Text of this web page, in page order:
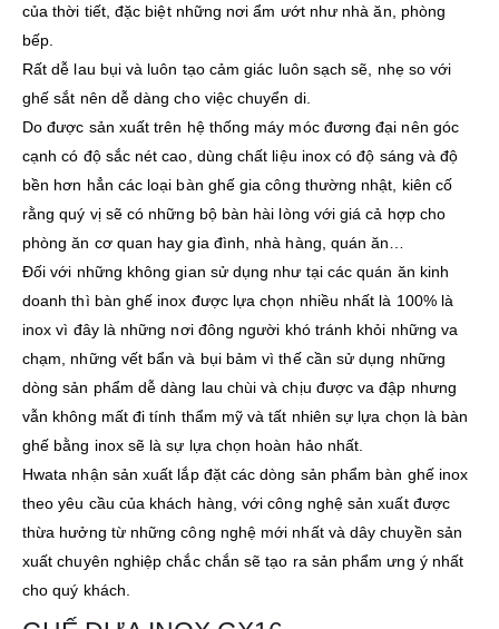
của thời tiết, đặc biệt những nơi ẩm ướt như nhà ăn, phòng
bếp.
Rất dễ lau bụi và luôn tạo cảm giác luôn sạch sẽ, nhẹ so với
ghế sắt nên dễ dàng cho việc chuyển di.
Do được sản xuất trên hệ thống máy móc đương đại nên góc
cạnh có độ sắc nét cao, dùng chất liệu inox có độ sáng và độ
bền hơn hẳn các loại bàn ghế gia công thường nhật, kiên cố
rằng quý vị sẽ có những bộ bàn hài lòng với giá cả hợp cho
phòng ăn cơ quan hay gia đình, nhà hàng, quán ăn…
Đối với những không gian sử dụng như tại các quán ăn kinh
doanh thì bàn ghế inox được lựa chọn nhiều nhất là 100% là
inox vì đây là những nơi đông người khó tránh khỏi những va
chạm, những vết bẩn và bụi bảm vì thế cần sử dụng những
dòng sản phẩm dễ dàng lau chùi và chịu được va đập nhưng
vẫn không mất đi tính thẩm mỹ và tất nhiên sự lựa chọn là bàn
ghế bằng inox sẽ là sự lựa chọn hoàn hảo nhất.
Hwata nhận sản xuất lắp đặt các dòng sản phẩm bàn ghế inox
theo yêu cầu của khách hàng, với công nghệ sản xuất được
thừa hưởng từ những công nghệ mới nhất và dây chuyền sản
xuất chuyên nghiệp chắc chắn sẽ tạo ra sản phẩm ưng ý nhất
cho quý khách.